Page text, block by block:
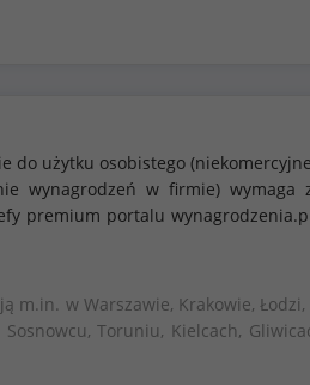
do użytku osobistego
wynagrodzeń w firmie)
premium portalu
w Warszawie, Krakowie, Łodzi,
Toruniu, Kielcach,